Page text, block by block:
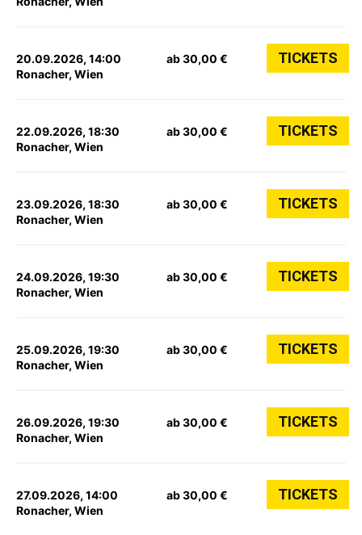
20.09.2026, 14:00
Ronacher, Wien
ab 30,00 € TICKETS
22.09.2026, 18:30
Ronacher, Wien
ab 30,00 € TICKETS
23.09.2026, 18:30
Ronacher, Wien
ab 30,00 € TICKETS
24.09.2026, 19:30
Ronacher, Wien
ab 30,00 € TICKETS
25.09.2026, 19:30
Ronacher, Wien
ab 30,00 € TICKETS
26.09.2026, 19:30
Ronacher, Wien
ab 30,00 € TICKETS
27.09.2026, 14:00
Ronacher, Wien
ab 30,00 € TICKETS